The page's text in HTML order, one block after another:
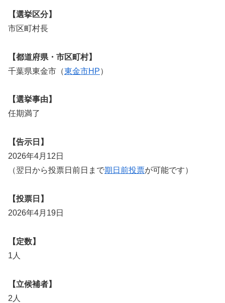
【選挙区分】
市区町村長
【都道府県・市区町村】
千葉県東金市（東金市HP）
【選挙事由】
任期満了
【告示日】
2026年4月12日
（翌日から投票日前日まで期日前投票が可能です）
【投票日】
2026年4月19日
【定数】
1人
【立候補者】
2人